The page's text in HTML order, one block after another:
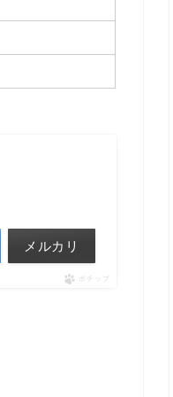
メルカリ
ポチップ